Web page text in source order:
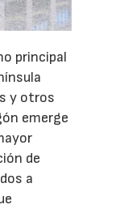
principal
y otros
emerge
de
a